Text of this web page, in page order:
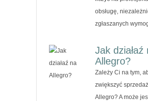
obsługę,
zgłaszanych
Jak działaź
Allegro?
Zależy Ci na tym,
zwiększyć
Allegro? A może